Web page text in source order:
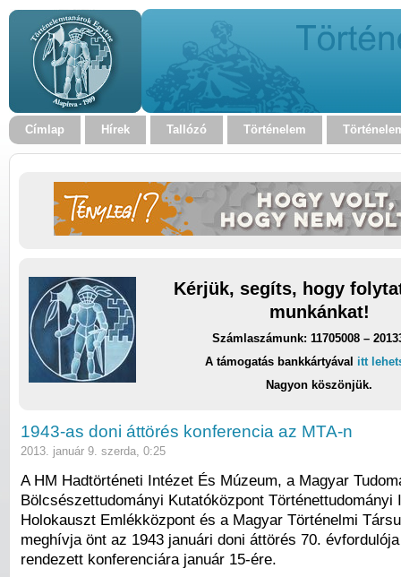
Címlap Hírek Tallózó Történelem
Kérjük, segíts, hogy
munkánkat!
Számlaszámunk: 11705008 –
A támogatás bankkártyával itt
Nagyon köszönjük.
1943-as doni áttörés konferencia az MTA-n
2013. január 9. szerda, 0:25
A HM Hadtörténeti Intézet És Múzeum, a Magyar
Bölcsészettudományi Kutatóközpont Történettudományi
Holokauszt Emlékközpont és a Magyar Történelmi
meghívja önt az 1943 januári doni áttörés 70.
rendezett konferenciára január 15-ére.